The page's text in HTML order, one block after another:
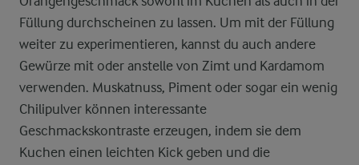
Füllung durchscheinen zu lassen. Um mit der Füllung
weiter zu experimentieren, kannst du auch andere
Gewürze mit oder anstelle von Zimt und Kardamom
verwenden. Muskatnuss, Piment oder sogar ein wenig
Chilipulver können interessante
Geschmackskontraste erzeugen, indem sie dem
Kuchen einen leichten Kick geben und die